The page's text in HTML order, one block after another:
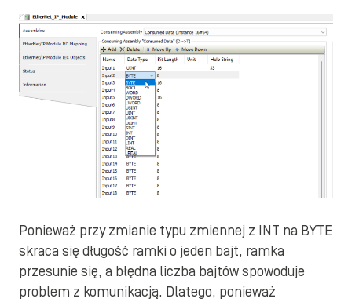
Ponieważ przy zmianie typu zmiennej z INT na BYTE
skraca się długość ramki o jeden bajt, ramka
przesunie się, a błędna liczba bajtów spowoduje
problem z komunikacją. Dlatego, ponieważ